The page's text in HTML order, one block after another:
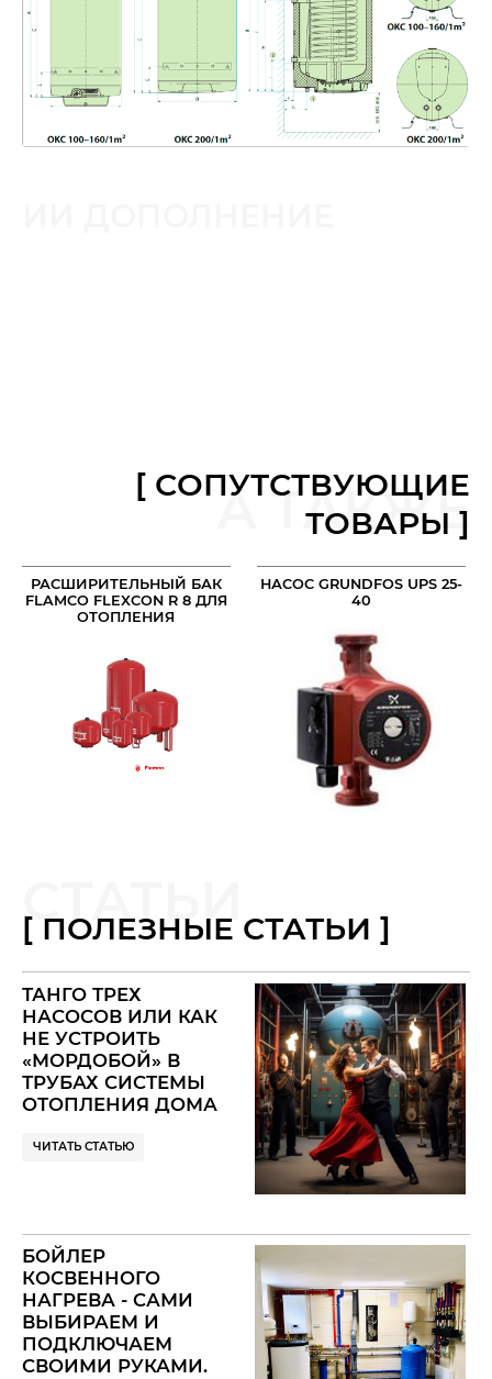
А ТАКЖЕ
[ СОПУТСТВУЮЩИЕ
ТОВАРЫ ]
РАСШИРИТЕЛЬНЫЙ БАК
FLAMCO FLEXCON R 8 ДЛЯ
ОТОПЛЕНИЯ
НАСОС GRUNDFOS UPS 25-
40
СТАТЬИ
[ ПОЛЕЗНЫЕ СТАТЬИ ]
ТАНГО ТРЕХ
НАСОСОВ ИЛИ КАК
НЕ УСТРОИТЬ
«МОРДОБОЙ» В
ТРУБАХ СИСТЕМЫ
ОТОПЛЕНИЯ ДОМА
ЧИТАТЬ СТАТЬЮ
БОЙЛЕР
КОСВЕННОГО
НАГРЕВА - САМИ
ВЫБИРАЕМ И
ПОДКЛЮЧАЕМ
СВОИМИ РУКАМИ.